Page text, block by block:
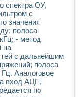
спектра ОУ,
с
значения
полоса
- метод
на
с дальнейшим
полоса
Аналоговое
вход АЦП,
по